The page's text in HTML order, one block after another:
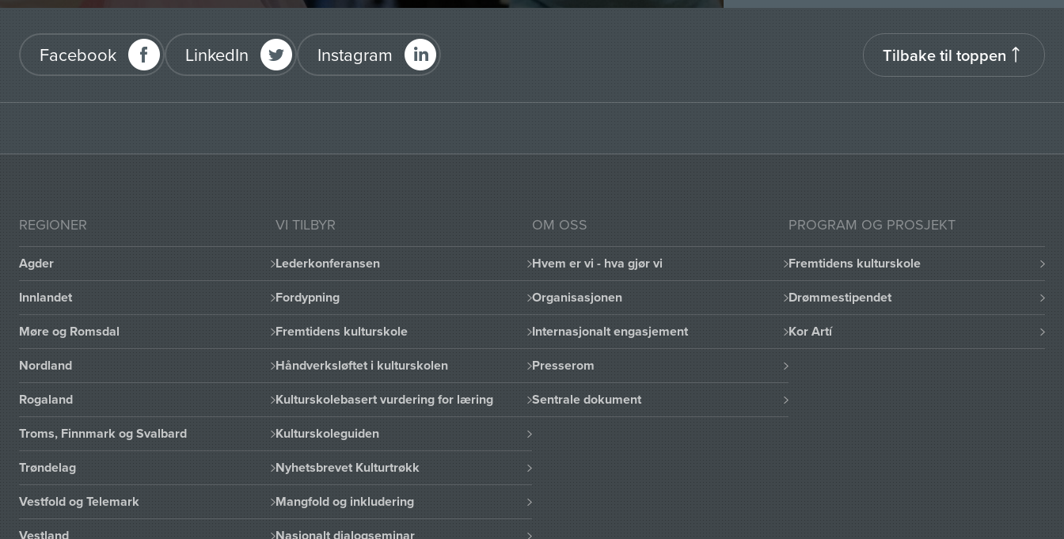
Facebook LinkedIn Instagram Tilbake til toppen
REGIONER
Agder
Innlandet
Møre og Romsdal
Nordland
Rogaland
Troms, Finnmark og Svalbard
Trøndelag
Vestfold og Telemark
Vestland
VI TILBYR
Lederkonferansen
Fordypning
Fremtidens kulturskole
Håndverksløftet i kulturskolen
Kulturskolebasert vurdering for læring
Kulturskoleguiden
Nyhetsbrevet Kulturtrøkk
Mangfold og inkludering
Nasjonalt dialogseminar
OM OSS
Hvem er vi - hva gjør vi
Organisasjonen
Internasjonalt engasjement
Presserom
Sentrale dokument
PROGRAM OG PROSJEKT
Fremtidens kulturskole
Drømmestipendet
Kor Artí